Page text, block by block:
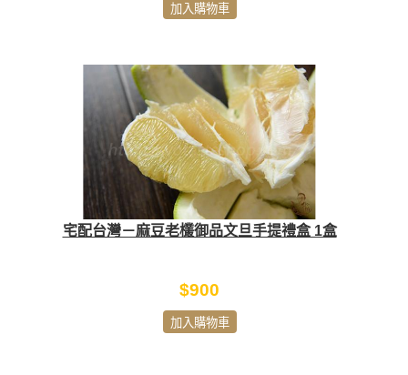
加入購物車
宅配台灣－麻豆老欉御品文旦手提禮盒 1盒
$900
加入購物車